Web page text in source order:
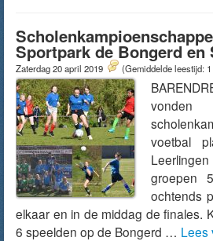
Sportpark de Bongerd en
Zaterdag 20 april 2019 (Gemiddelde leestijd:
voetbal
groepen
ochtends
elkaar en in de middag de finales.
6 speelden op de Bongerd … Lees